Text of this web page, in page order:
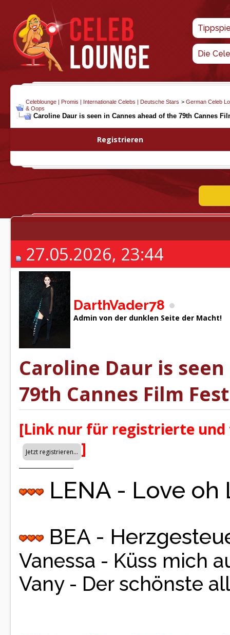
Die
Celeblounge | Promis | Internationale Celebs | Deutsche Stars > German Celeb
& Oops
Caroline Daur is seen in Cannes ahead of the 79th Cannes
Registrieren
27.05.2026, 23:44
DarthVader78
Admin von der dunklen Seite der Macht!
Caroline Daur is
79th Cannes Film
[Link nur für registrierte
]
LENA - Love
BEA -
Vanessa - Küss mich
Vany - Der schönste